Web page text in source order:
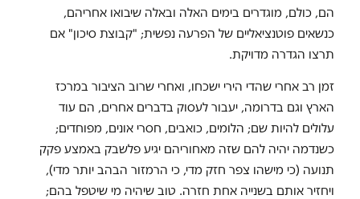
הם, כולם, מוגדרים בימים האלה ובאלה שיבואו אחריהם,
כנשאים פוטנציאליים של הפרעה נפשית; "קבוצת סיכון" אם
תרצו הגדרה מדויקת.
זמן רב אחרי שהדי הירי ישכחו, ואחרי שרוב הציבור במרכז
הארץ וגם בדרומה, יעבור לעסוק בדברים אחרים, הם עוד
עלולים להיות שם; הלומים, כואבים, חסרי אונים, מפוחדים;
כשנדמה יהיה להם שזה מאחוריהם יגיע פלשבק באמצע פקק
תנועה (כי מישהו צפר חזק מדי, כי הרמזור הבהב יותר מדי),
ויחזיר אותם בשנייה אחת חזרה. טוב שיהיה מי שיטפל בהם;